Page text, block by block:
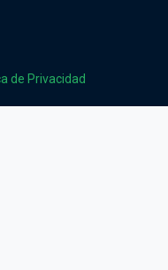
de Privacidad